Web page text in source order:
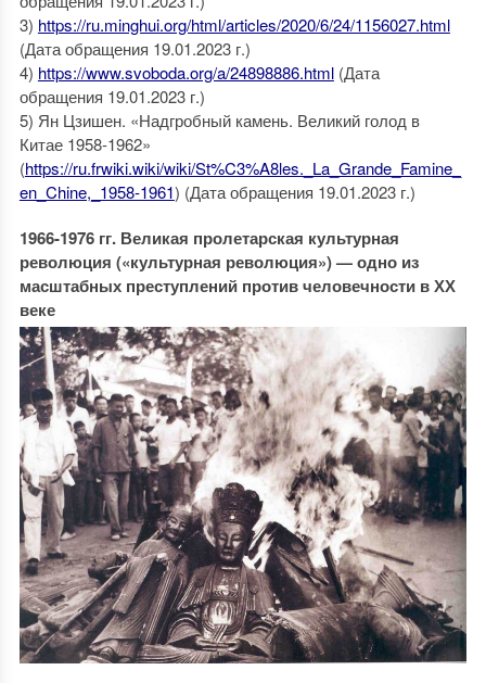
3) https://ru.minghui.org/html/articles/2020/6/24/1156027.html
(Дата обращения 19.01.2023 г.)
4) https://www.svoboda.org/a/24898886.html(Дата
обращения 19.01.2023 г.)
5) Ян Цзишен. «Надгробный камень. Великий голод в
Китае 1958-1962»
(https://ru.frwiki.wiki/wiki/St%C3%A8les._La_Grande_Famine_
en_Chine,_1958-1961) (Дата обращения 19.01.2023 г.)
1966-1976 гг. Великая пролетарская культурная
революция («культурная революция») — одно из
масштабных преступлений против человечности в ХХ
веке